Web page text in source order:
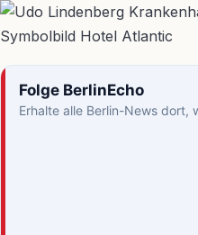
Folge BerlinEcho
Erhalte alle Berlin-News dort,